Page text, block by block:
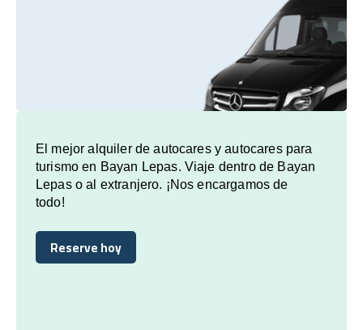
El mejor alquiler de autocares y autocares para
turismo en Bayan Lepas. Viaje dentro de Bayan
Lepas o al extranjero. ¡Nos encargamos de
todo!
Reserve hoy
Reserve hoy